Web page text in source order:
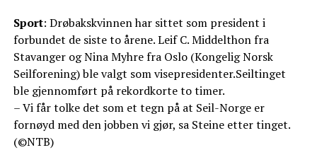
Sport: Drøbakskvinnen har sittet som president i
forbundet de siste to årene. Leif C. Middelthon fra
Stavanger og Nina Myhre fra Oslo (Kongelig Norsk
Seilforening) ble valgt som visepresidenter.Seiltinget
ble gjennomført på rekordkorte to timer.
– Vi får tolke det som et tegn på at Seil-Norge er
fornøyd med den jobben vi gjør, sa Steine etter tinget.
(©NTB)